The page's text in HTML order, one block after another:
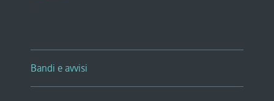
Bandi e avvisi